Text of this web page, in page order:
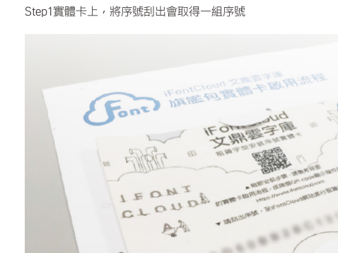
Step1實體卡上，將序號刮出會取得一組序號